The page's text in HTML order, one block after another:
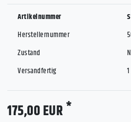
Artikelnummer
Herstellernummer
Zustand
Versandfertig
175,00 EUR *